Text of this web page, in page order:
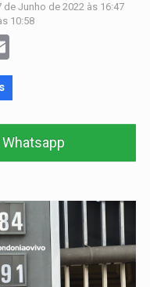
de Junho de 2022 às 16:47
10:58